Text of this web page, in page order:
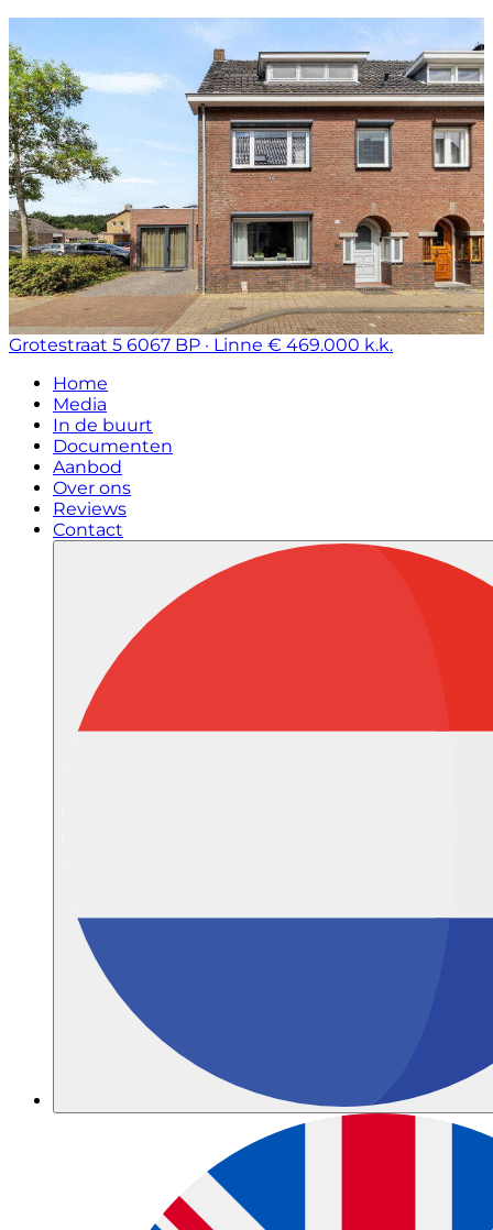
Grotestraat 5 6067 BP · Linne € 469.000 k.k.
Home
Media
In de buurt
Documenten
Aanbod
Over ons
Reviews
Contact